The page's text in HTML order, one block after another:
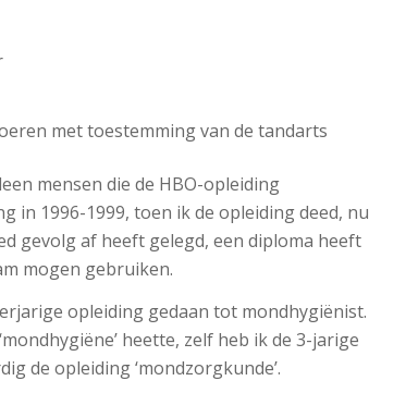
met toestemming van de tandarts
mensen die de HBO-opleiding
in 1996-1999, toen ik de opleiding deed, nu
gevolg af heeft gelegd, een diploma heeft
mogen gebruiken.
opleiding gedaan tot mondhygiënist.
heette, zelf heb ik de 3-jarige
de opleiding ‘mondzorgkunde’.